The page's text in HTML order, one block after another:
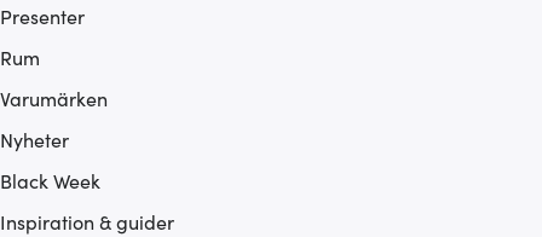
Presenter
Rum
Varumärken
Nyheter
Black Week
Inspiration & guider